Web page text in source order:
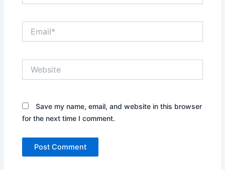
Save my name, email, and website in this browser
for the next time I comment.